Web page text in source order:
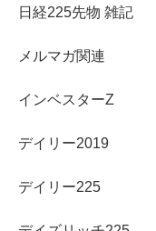
日経225先物 雑記
メルマガ関連
インベスターZ
デイリー2019
デイリー225